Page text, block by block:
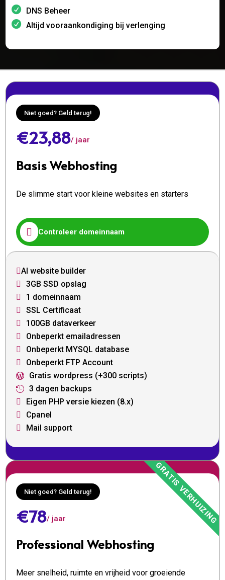
DNS Beheer
Altijd vooraankondiging bij verlenging
Niet goed? Geld terug!
€23,88/ jaar
Basis Webhosting
De slimme start voor kleine websites en starters
 Controleer domeinnaam
AI website builder
 3GB SSD opslag
 1 domeinnaam
 SSL Certificaat
 100GB dataverkeer
 Onbeperkt emailadressen
 Onbeperkt MYSQL database
 Onbeperkt FTP Account
 Gratis wordpress (+300 scripts)
 3 dagen backups
 Eigen PHP versie kiezen (8.x)
 Cpanel
 Mail support
Niet goed? Geld terug!
€78/ jaar
Professional Webhosting
Meer snelheid, ruimte en vrijheid voor groeiende